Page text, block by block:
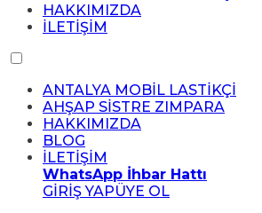
HAKKIMIZDA
İLETİŞİM
ANTALYA MOBİL LASTİKÇİ
AHŞAP SİSTRE ZIMPARA
HAKKIMIZDA
BLOG
İLETİŞİM
WhatsApp İhbar Hattı
GİRİŞ YAPÜYE OL